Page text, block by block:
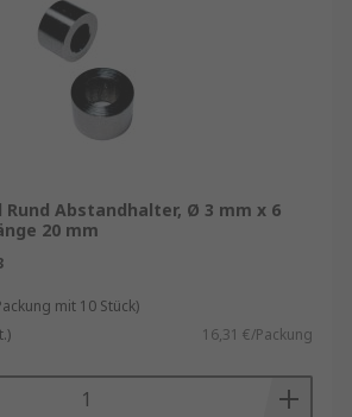
Rund Abstandhalter, Ø 3 mm x 6
20 mm
mit 10 Stück)
16,31 €/Packung